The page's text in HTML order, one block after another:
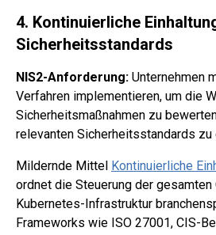
4. Kontinuierliche
Sicherheitsstandards
NIS2-Anforderung: Unternehmen
Verfahren implementieren, um die
Sicherheitsmaßnahmen zu
relevanten Sicherheitsstandards zu
Mildernde Mittel Kontinuierliche
ordnet die Steuerung der gesamten
Kubernetes-Infrastruktur
Frameworks wie ISO 27001, CIS-